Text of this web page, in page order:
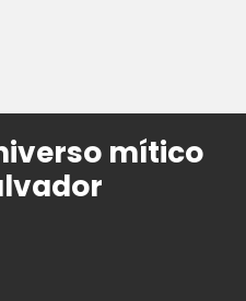
mítico